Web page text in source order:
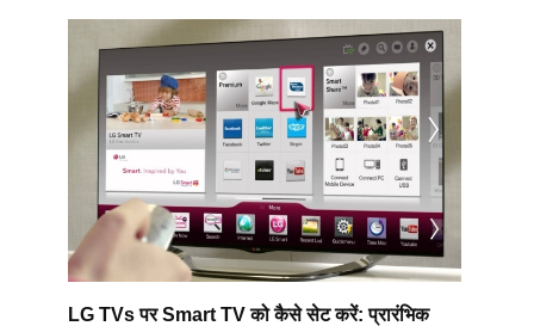
LG TVs पर Smart TV को कैसे सेट करें: प्रारंभिक